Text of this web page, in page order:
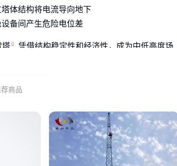
体结构将电流导向地下
备间产生危险电位差
塔
凭借结构稳定性和经济性，成为中低高度场
。
取决于高度，更与这些隐性指标密切相关：
：焊接或螺栓连接处需确保无虚接，雷电冲击下
商品